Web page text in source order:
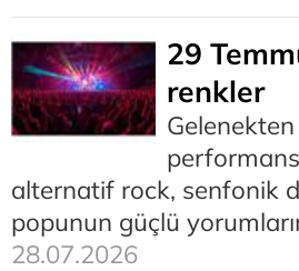
29
renkler
alternatif rock, senfonik
popunun güçlü
28.07.2026